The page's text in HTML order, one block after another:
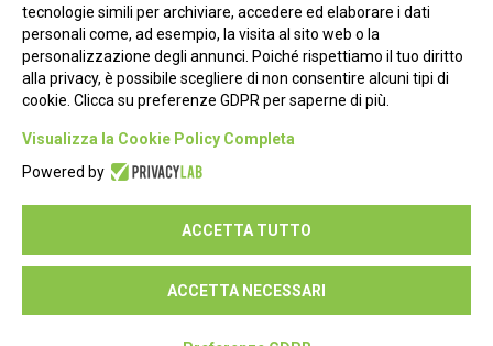
Piazza Alessandria, 24 - 00198 Roma
Privacy Policy
Seguici su:
tecnologie simili per archiviare, accedere ed elaborare i dati
personali come, ad esempio, la visita al sito web o la
personalizzazione degli annunci. Poiché rispettiamo il tuo diritto
alla privacy, è possibile scegliere di non consentire alcuni tipi di
cookie. Clicca su preferenze GDPR per saperne di più.
Visualizza la Cookie Policy Completa
Powered by
ACCETTA TUTTO
ACCETTA NECESSARI